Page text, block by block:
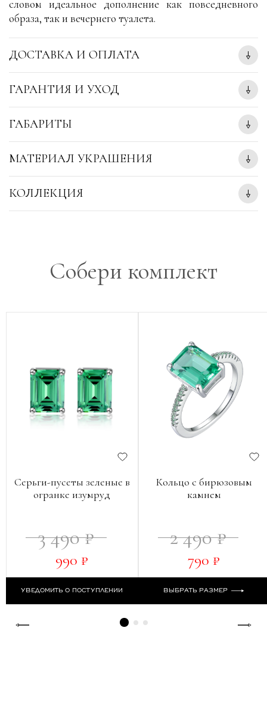
словом идеальное дополнение как повседневного
образа, так и вечернего туалета.
ДОСТАВКА И ОПЛАТА
ГАРАНТИЯ И УХОД
ГАБАРИТЫ
МАТЕРИАЛ УКРАШЕНИЯ
КОЛЛЕКЦИЯ
Собери комплект
Серьги-пусеты зеленые в
огранке изумруд
3 490 ₽
990 ₽
УВЕДОМИТЬ О ПОСТУПЛЕНИИ
Кольцо с бирюзовым
камнем
2 490 ₽
790 ₽
ВЫБРАТЬ РАЗМЕР